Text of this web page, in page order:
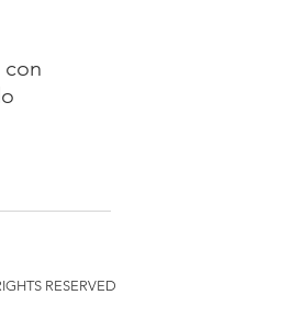
con
RESERVED